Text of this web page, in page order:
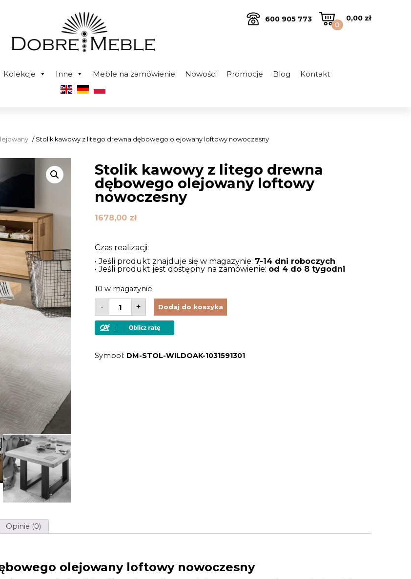
0
0,00 zł
600 905 773
Kolekcje Inne Meble na zamówienie Nowości Promocje Blog Kontakt
/ Stolik kawowy z litego drewna dębowego olejowany loftowy nowoczesny
Stolik kawowy z litego drewna
dębowego olejowany loftowy
nowoczesny
1678,00 zł
Czas realizacji:
• Jeśli produkt znajduje się w magazynie: 7-14 dni roboczych
• Jeśli produkt jest dostępny na zamówienie: od 4 do 8 tygodni
10 w magazynie
-
ilość
Stolik
kawowy
z
litego
olejowany
+ Dodaj do koszyka
Symbol: DM-STOL-WILDOAK-1031591301
Opinie (0)
olejowany loftowy nowoczesny